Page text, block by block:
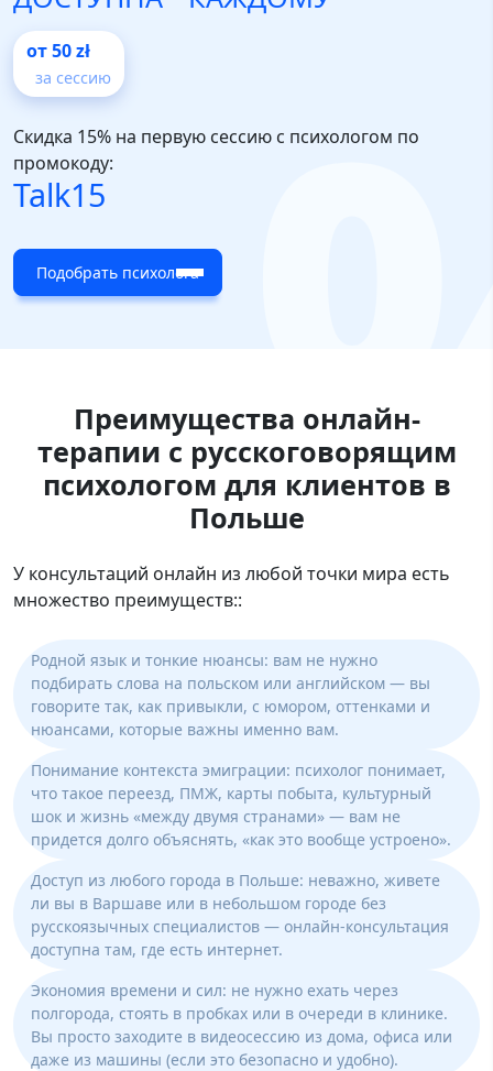
от 50 zł
за сессию
Скидка 15% на первую сессию с психологом по
промокоду:
Talk15
Подобрать психолога
Преимущества онлайн-
терапии с русскоговорящим
психологом для клиентов в
Польше
У консультаций онлайн из любой точки мира есть
множество преимуществ::
Родной язык и тонкие нюансы: вам не нужно
подбирать слова на польском или английском — вы
говорите так, как привыкли, с юмором, оттенками и
нюансами, которые важны именно вам.
Понимание контекста эмиграции: психолог понимает,
что такое переезд, ПМЖ, карты побыта, культурный
шок и жизнь «между двумя странами» — вам не
придется долго объяснять, «как это вообще устроено».
Доступ из любого города в Польше: неважно, живете
ли вы в Варшаве или в небольшом городе без
русскоязычных специалистов — онлайн-консультация
доступна там, где есть интернет.
Экономия времени и сил: не нужно ехать через
полгорода, стоять в пробках или в очереди в клинике.
Вы просто заходите в видеосессию из дома, офиса или
даже из машины (если это безопасно и удобно).